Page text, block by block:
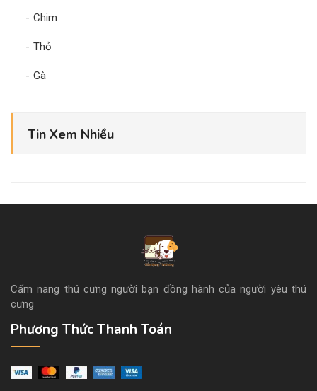
Chim
Thỏ
Gà
Tin Xem Nhiều
Cẩm nang thú cưng người bạn đồng hành của người yêu thú
cưng
Phương Thức Thanh Toán